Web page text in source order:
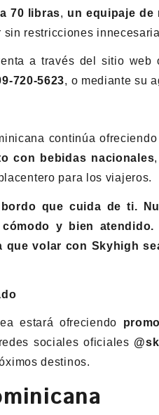
70 libras, un equipaje de
restricciones
a través del sitio
720-5623, o mediante su
continúa
con bebidas nacionales,
para los viajeros.
que cuida de ti.
y bien
volar con Skyhigh
estará ofreciendo
sociales oficiales
destinos.